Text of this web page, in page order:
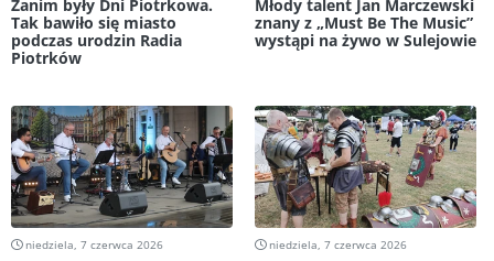
Zanim były Dni Piotrkowa.
Tak bawiło się miasto
podczas urodzin Radia
Piotrków
Młody talent Jan Marczewski
znany z „Must Be The Music”
wystąpi na żywo w Sulejowie
niedziela, 7 czerwca 2026 niedziela, 7 czerwca 2026